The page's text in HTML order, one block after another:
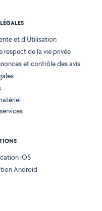
et d'Utilisation
de la vie privée
et contrôle des avis
iOS
Android